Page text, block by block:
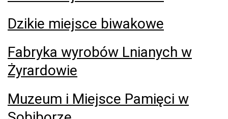
Dzikie miejsce biwakowe
Fabryka wyrobów Lnianych w
Żyrardowie
Muzeum i Miejsce Pamięci w